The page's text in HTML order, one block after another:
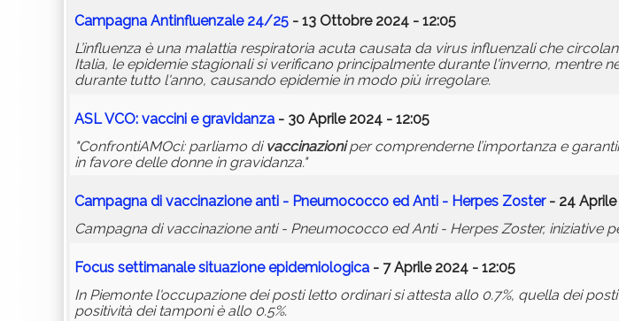
Campagna Antinfluenzale 24/25 - 13 Ottobre 2024 - 12:05
L’influenza è una malattia respiratoria acuta causata da virus influenzali che
Italia, le epidemie stagionali si verificano principalmente durante l'inverno, mentre
durante tutto l'anno, causando epidemie in modo più irregolare.
ASL VCO: vaccini e gravidanza - 30 Aprile 2024 - 12:05
"ConfrontiAMOci: parliamo di vaccinazioniper comprenderne l’importanza e
in favore delle donne in gravidanza."
Campagna di vaccinazione anti - Pneumococco ed Anti - Herpes Zoster- 24 Aprile
Campagna di vaccinazione anti - Pneumococco ed Anti - Herpes Zoster, iniziative
Focus settimanale situazione epidemiologica - 7 Aprile 2024 - 12:05
In Piemonte l'occupazione dei posti letto ordinari si attesta allo 0.7%, quella dei
positività dei tamponi è allo 0.5%.